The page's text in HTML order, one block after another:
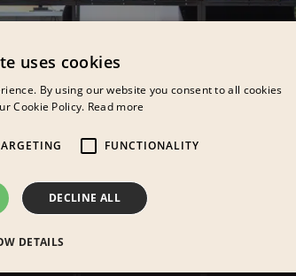
uses cookies
By using our website you consent to all cookies
Cookie Policy. Read more
FUNCTIONALITY
DECLINE ALL
DETAILS